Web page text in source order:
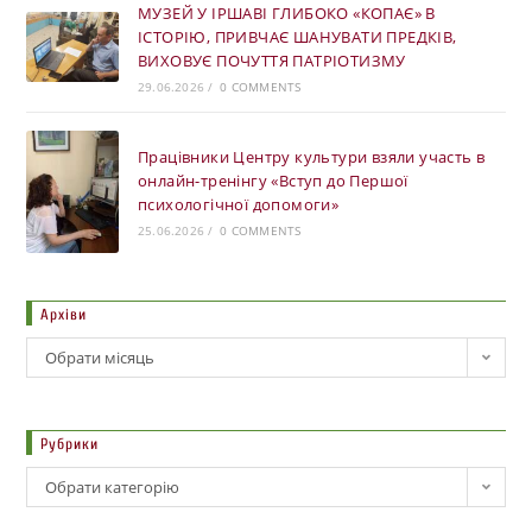
МУЗЕЙ У ІРШАВІ ГЛИБОКО «КОПАЄ» В
ІСТОРІЮ, ПРИВЧАЄ ШАНУВАТИ ПРЕДКІВ,
ВИХОВУЄ ПОЧУТТЯ ПАТРІОТИЗМУ
29.06.2026 / 0 COMMENTS
Працівники Центру культури взяли участь в
онлайн-тренінгу «Вступ до Першої
психологічної допомоги»
25.06.2026 / 0 COMMENTS
Архіви
Обрати місяць
Рубрики
Обрати категорію